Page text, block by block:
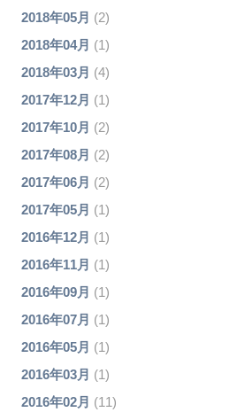
2018年05月 (2)
2018年04月 (1)
2018年03月 (4)
2017年12月 (1)
2017年10月 (2)
2017年08月 (2)
2017年06月 (2)
2017年05月 (1)
2016年12月 (1)
2016年11月 (1)
2016年09月 (1)
2016年07月 (1)
2016年05月 (1)
2016年03月 (1)
2016年02月 (11)